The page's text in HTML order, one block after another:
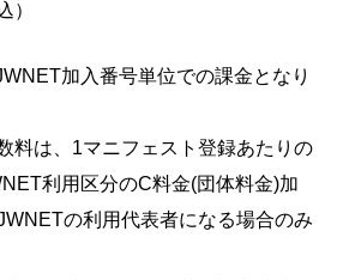
）
加⼊番号単位での課⾦となり
は、1マニフェスト登録あたりの
利⽤区分のC料⾦(団体料⾦)加
の利⽤代表者になる場合のみ